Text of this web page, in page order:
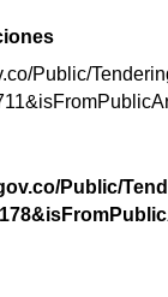
Public/
Public/